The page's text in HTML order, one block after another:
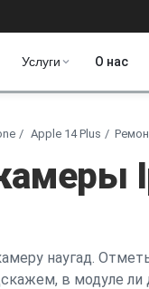
Услуги О нас
Apple 14 Plus
наугад.
в модуле ли